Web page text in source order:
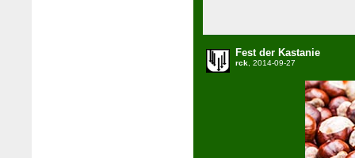
Fest der Kastanie
rck, 2014-09-27